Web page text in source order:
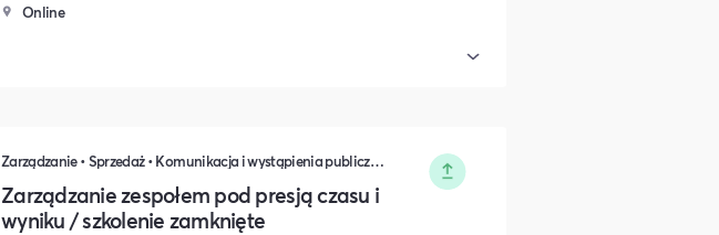
Online
Zarządzanie • Sprzedaż • Komunikacja i wystąpienia publiczne • Rozwój osobisty • Turystyka i podróże • Wydarzenia zamknięte • Marketing • Biznes i Przedsiędsiębiorczość • Nauka i Edukacja • Polityka i Gospodarka • Dieta, Odżywianie i Degustacje • IT i Nowe technologie
Zarządzanie zespołem pod presją czasu i
wyniku / szkolenie zamknięte